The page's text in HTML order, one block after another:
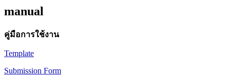
manual
คู่มือการใช้งาน
Template
Submission Form